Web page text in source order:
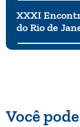
XXXI
do Rio de
Você